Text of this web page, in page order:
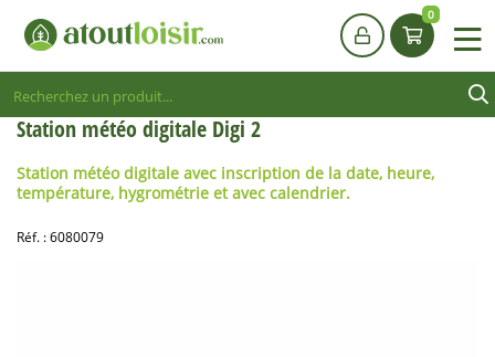
Station météo digitale Digi 2
Station météo digitale avec inscription de la date, heure,
température, hygrométrie et avec calendrier.
Réf. :6080079
0